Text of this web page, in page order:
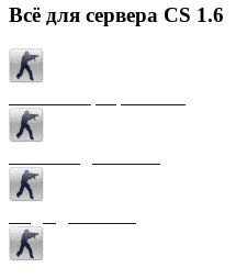
Всё для сервера CS 1.6